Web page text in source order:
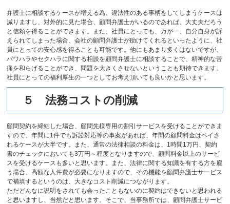
弁護士に相談するケースが増える為、違法性のある事柄をしてしまうケースは
減りますし、対外的に見た場合、顧問弁護士がいるのであれば、大丈夫だろう
と信頼を得ることができます。また、社員にとっても、万が一、自分自身が訴
えられてしまった場合、会社の顧問弁護士が助けてくれるといったように、社
員にとっての安心感を得ることも可能です。他にもあまり多くはないですが、
パワハラやセクハラに関する相談を顧問弁護士に相談することで、精神的な苦
痛を和らげることができ、問題を大きくさせないということも期待できます。
社員にとっての福利厚生の一つとしてお考え頂いても良いかと思います。
５ 法務コストの削減
顧問契約を締結した場合、顧問先様専用の割引サービスを受けることができま
すので、年間に1件でも訴訟対応等の事案があれば、年間の顧問料金はペイさ
れるケースが大半です。また、通常の法律相談の料金は、1時間1万円、契約
書のチェックにおいても3万円～程度となりますので、顧問料金以上のサービ
スを受けるケースも多いと思います。また、法律に関する知識を有する方を雇
う場合、高額な人件費が必要になりますので、その機能を顧問弁護士サービス
で補填するというのは、大きなコスト削減につながります。
ただどんなに説明をされても会ったこともないのに契約はできないと思われる
と思いますし、当然だと思います。そこで、当事務所では、顧問弁護士サービ